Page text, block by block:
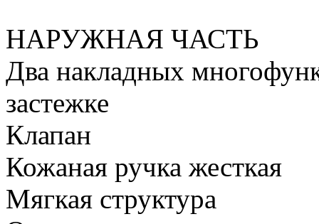
НАРУЖНАЯ ЧАСТЬ
Два накладных
застежке
Клапан
Кожаная ручка жесткая
Мягкая структура